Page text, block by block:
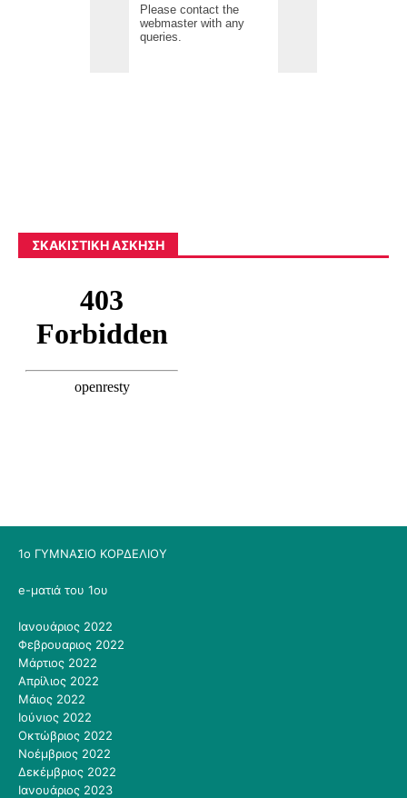
ΣΚΑΚΙΣΤΙΚΉ ΆΣΚΗΣΗ
1ο ΓΥΜΝΑΣΙΟ ΚΟΡΔΕΛΙΟΥ
e-ματιά του 1ου
Ιανουάριος 2022
Φεβρουαριος 2022
Μάρτιος 2022
Απρίλιος 2022
Μάιος 2022
Ιούνιος 2022
Οκτώβριος 2022
Νοέμβριος 2022
Δεκέμβριος 2022
Ιανουάριος 2023